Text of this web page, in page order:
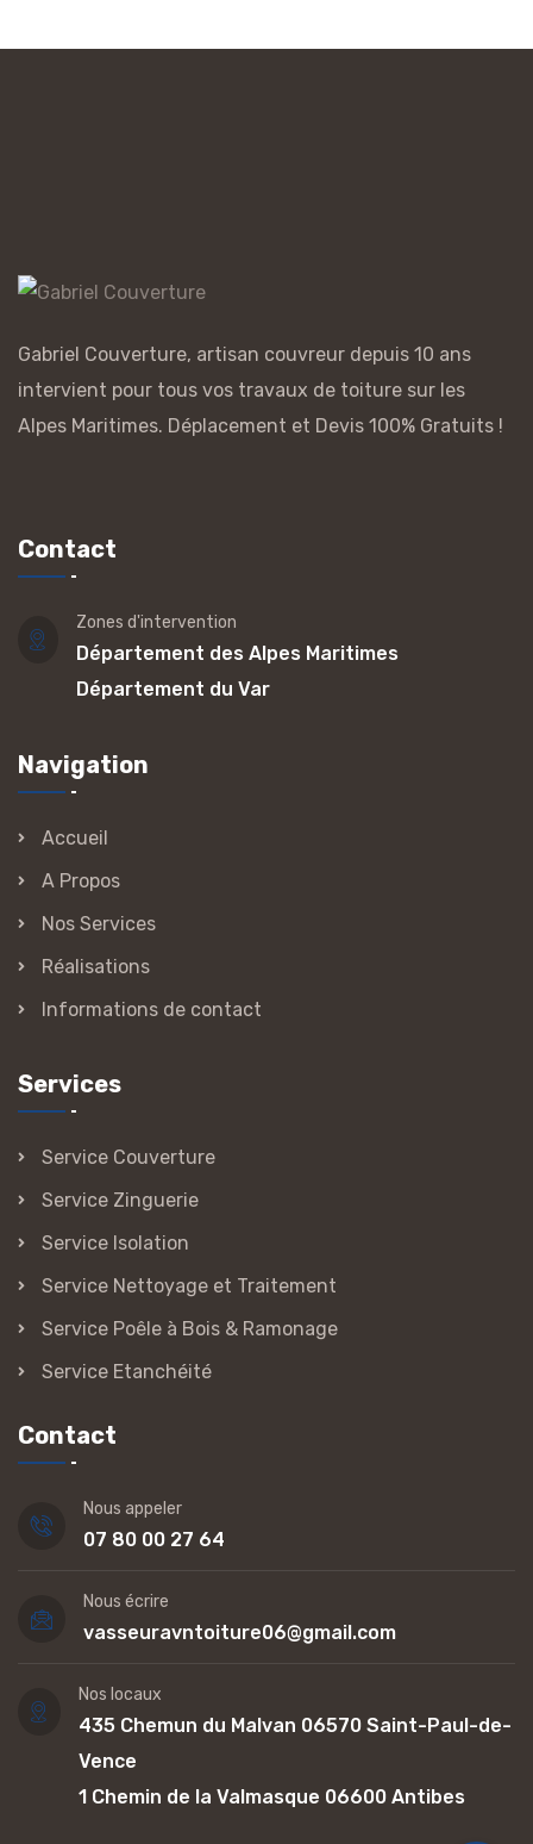
Gabriel Couverture, artisan couvreur depuis 10 ans
intervient pour tous vos travaux de toiture sur les
Alpes Maritimes. Déplacement et Devis 100% Gratuits !
Contact
Zones d'intervention
Département des Alpes Maritimes
Département du Var
Navigation
Accueil
A Propos
Nos Services
Réalisations
Informations de contact
Services
Service Couverture
Service Zinguerie
Service Isolation
Service Nettoyage et Traitement
Service Poêle à Bois & Ramonage
Service Etanchéité
Contact
Nous appeler
07 80 00 27 64
Nous écrire
vasseuravntoiture06@gmail.com
Nos locaux
435 Chemun du Malvan 06570 Saint-Paul-de-
Vence
1 Chemin de la Valmasque 06600 Antibes